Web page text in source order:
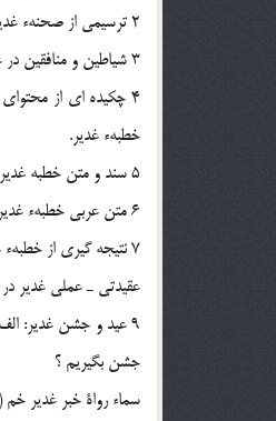
2 ترسيمى از صحنهء غدير: الف ـ برنامه هاى قبل از خطبه ب ـ كيفيت خطابه و جزئيات خطبه ج ـ مراسم بعد ازخطبه .
3 شياطين و منافقين در غدير: الف ـ ابليس و شياطين در غدير ب ـ منافقين در غدير .
4 چكيده اى از
خطبهء غدير.
5 سند و متن خطبه غدير: الف ـ سند خطبهء غدير ب ـ متن خطبهء غدير .
6 متن عربى خطبهء غدير, مقابله شده با هفت نسخه .
7 نتيجه گيرى از
عقيدتى ـ عملى غدير در
9 عيد و جشن غدير:
جشن بگيريم ؟
سماء رواة خبر غدير